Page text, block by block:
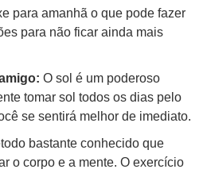
para amanhã o que pode fazer
para não ficar ainda mais
O sol é um poderoso
tomar sol todos os dias pelo
se sentirá melhor de imediato.
bastante conhecido que
o corpo e a mente. O exercício